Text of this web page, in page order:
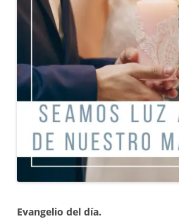
Evangelio del día.